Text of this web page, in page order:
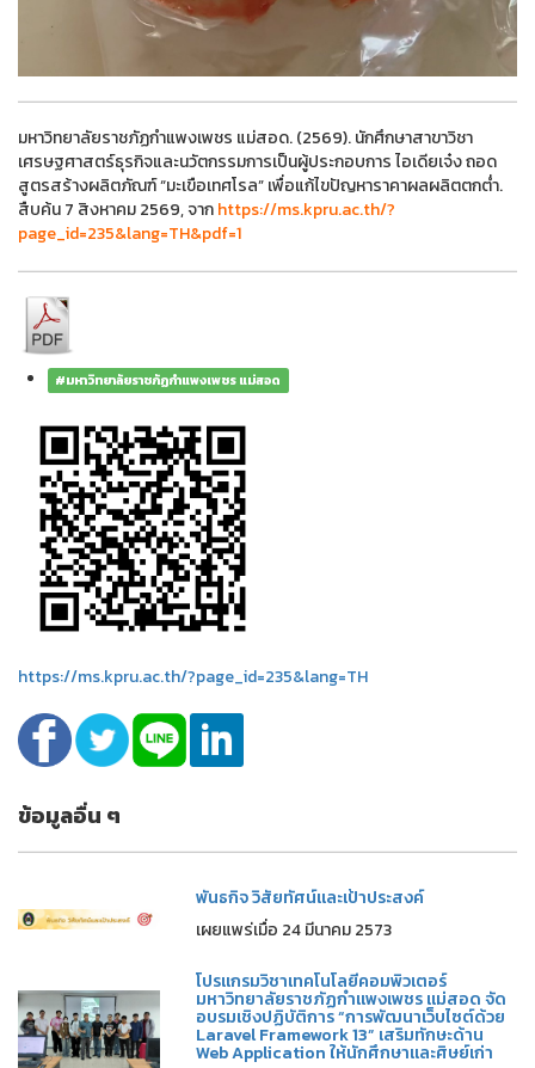
มหาวิทยาลัยราชภัฏกำแพงเพชร แม่สอด. (2569). นักศึกษาสาขาวิชา
เศรษฐศาสตร์ธุรกิจและนวัตกรรมการเป็นผู้ประกอบการ ไอเดียเจ๋ง ถอด
สูตรสร้างผลิตภัณฑ์ “มะเขือเทศโรล” เพื่อแก้ไขปัญหาราคาผลผลิตตกต่ำ.
สืบค้น 7 สิงหาคม 2569, จากhttps://ms.kpru.ac.th/?
page_id=235&lang=TH&pdf=1
#มหาวิทยาลัยราชภัฏกำแพงเพชร แม่สอด
https://ms.kpru.ac.th/?page_id=235&lang=TH
ข้อมูลอื่น ๆ
พันธกิจ วิสัยทัศน์และเป้าประสงค์
เผยแพร่เมื่อ 24 มีนาคม 2573
โปรแกรมวิชาเทคโนโลยีคอมพิวเตอร์
มหาวิทยาลัยราชภัฏกำแพงเพชร แม่สอด จัด
อบรมเชิงปฏิบัติการ “การพัฒนาเว็บไซต์ด้วย
Laravel Framework 13” เสริมทักษะด้าน
Web Application ให้นักศึกษาและศิษย์เก่า